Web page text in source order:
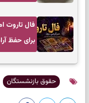
برای حفظ
حقوق بازنشستگان